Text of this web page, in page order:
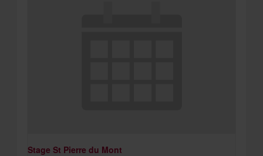
Stage St Pierre du Mont